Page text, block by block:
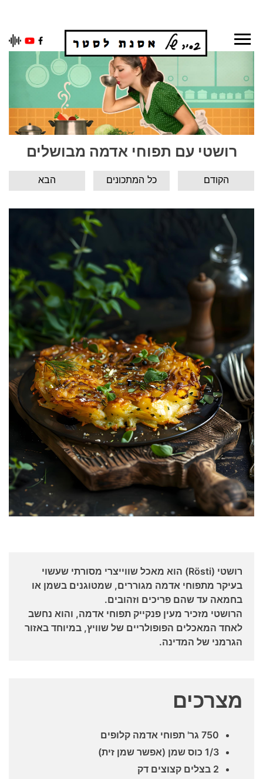
Skip
רושטי עם תפוחי אדמה מבושלים
הבא כל המתכונים הקודם
רושטי (Rösti) הוא מאכל שווייצרי מסורתי שעשוי
בעיקר מתפוחי אדמה מגוררים, שמטוגנים בשמן או
בחמאה עד שהם פריכים וזהובים.
הרושטי מזכיר מעין פנקייק תפוחי אדמה, והוא נחשב
לאחד המאכלים הפופולריים של שוויץ, במיוחד באזור
הגרמני של המדינה.
מצרכים
750 גר' תפוחי אדמה קלופים
1/3 כוס שמן (אפשר שמן זית)
2 בצלים קצוצים דק